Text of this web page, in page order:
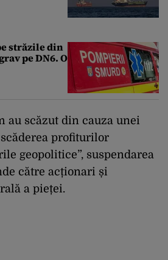
străzile din
pe DN6. O
au scăzut din cauza unei
profiturilor
geopolitice”, suspendarea
către acționari și
a pieței.